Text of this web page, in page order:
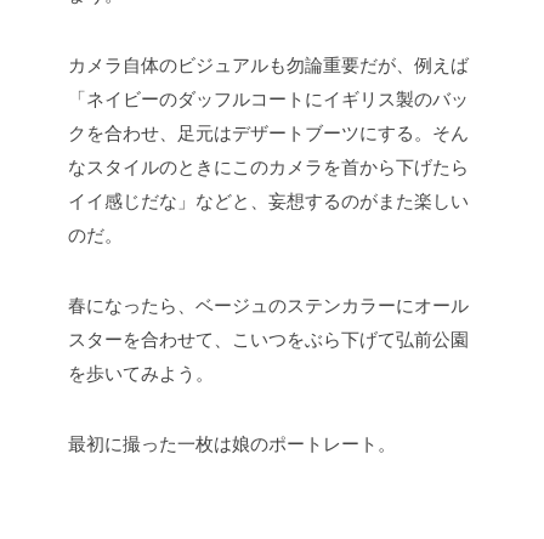
カメラ自体のビジュアルも勿論重要だが、例えば
「ネイビーのダッフルコートにイギリス製のバッ
クを合わせ、足元はデザートブーツにする。そん
なスタイルのときにこのカメラを首から下げたら
イイ感じだな」などと、妄想するのがまた楽しい
のだ。
春になったら、ベージュのステンカラーにオール
スターを合わせて、こいつをぶら下げて弘前公園
を歩いてみよう。
最初に撮った一枚は娘のポートレート。